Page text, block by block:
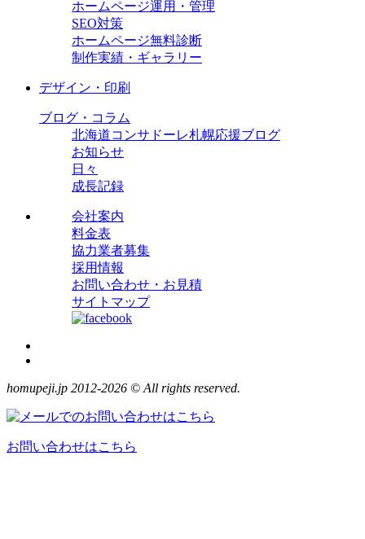
ホームページ運用・管理
SEO対策
ホームページ無料診断
制作実績・ギャラリー
デザイン・印刷
ブログ・コラム
北海道コンサドーレ札幌応援ブログ
お知らせ
日々
成長記録
会社案内
料金表
協力業者募集
採用情報
お問い合わせ・お見積
サイトマップ
homupeji.jp 2012-2026 © All rights reserved.
お問い合わせはこちら